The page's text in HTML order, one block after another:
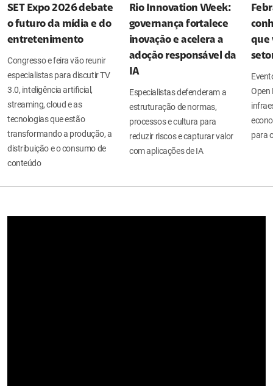
SET Expo 2026 debate
o futuro da mídia e do
entretenimento
Congresso e feira vão reunir
especialistas para discutir TV
3.0, inteligência artificial,
streaming, cloud e as
tecnologias que estão
transformando a produção, a
distribuição e o consumo de
conteúdo
Rio Innovation Week:
governança fortalece
inovação e acelera a
adoção responsável da
IA
Especialistas defenderam a
estruturação de normas,
processos e cultura para
reduzir riscos e capturar valor
com aplicações de IA
que
Open
para